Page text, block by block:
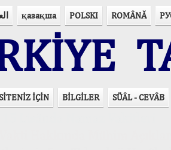
қазақша POLSKI ROMÂNĂ
İÇİN BİLGİLER SÜÂL - CEVÂB